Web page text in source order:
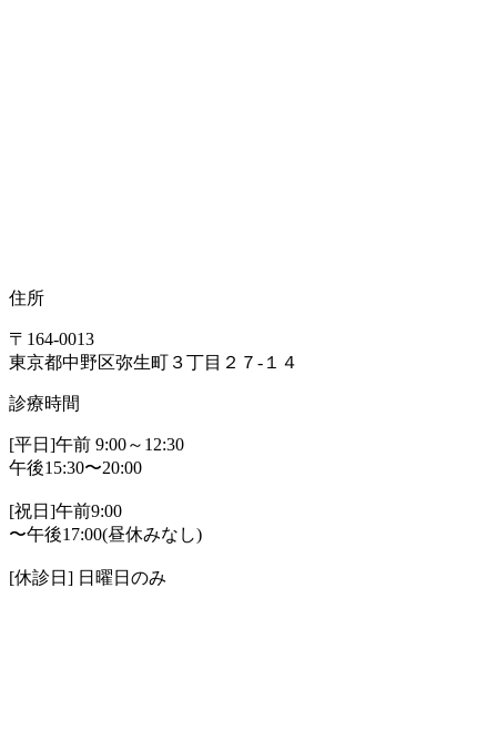
住所
〒164-0013
東京都中野区弥生町３丁目２７-１４
診療時間
[平日]午前 9:00～12:30
午後15:30〜20:00
[祝日]午前9:00
〜午後17:00(昼休みなし)
[休診日] 日曜日のみ